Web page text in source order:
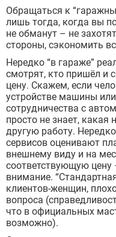
Обращаться к
лишь тогда, когда вы
не обманут – не
стороны, сэкономить
Нередко “в гараже”
смотрят, кто пришёл и
цену. Скажем, если
устройстве машины
сотрудничества с
просто не знает, какая
другую работу.
сервисов оценивают
внешнему виду и на
соответствующую цену
внимание.
клиентов-женщин,
вопроса
что в официальных
возможно).